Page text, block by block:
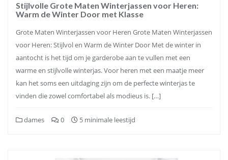
Stijlvolle Grote Maten Winterjassen voor Heren:
Warm de Winter Door met Klasse
Grote Maten Winterjassen voor Heren Grote Maten Winterjassen
voor Heren: Stijlvol en Warm de Winter Door Met de winter in
aantocht is het tijd om je garderobe aan te vullen met een
warme en stijlvolle winterjas. Voor heren met een maatje meer
kan het soms een uitdaging zijn om de perfecte winterjas te
vinden die zowel comfortabel als modieus is. […]
dames 0 5 minimale leestijd